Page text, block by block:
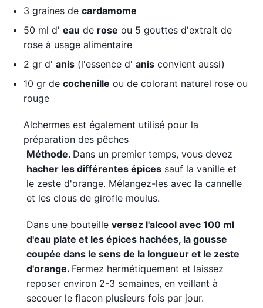
3 graines de cardamome
50 ml d' eau de rose ou 5 gouttes d'extrait de
rose à usage alimentaire
2 gr d' anis (l'essence d' anis convient aussi)
10 gr de cochenille ou de colorant naturel rose ou
rouge
Alchermes est également utilisé pour la
préparation des pêches
Méthode. Dans un premier temps, vous devez
hacher les différentes épices sauf la vanille et
le zeste d'orange. Mélangez-les avec la cannelle
et les clous de girofle moulus.
Dans une bouteille versez l'alcool avec 100 ml
d'eau plate et les épices hachées, la gousse
coupée dans le sens de la longueur et le zeste
d'orange. Fermez hermétiquement et laissez
reposer environ 2-3 semaines, en veillant à
secouer le flacon plusieurs fois par jour.